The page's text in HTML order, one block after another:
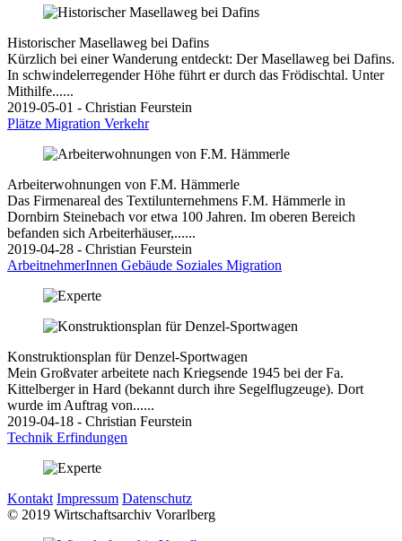
Historischer Masellaweg bei Dafins
Kürzlich bei einer Wanderung entdeckt: Der Masellaweg bei Dafins.
In schwindelerregender Höhe führt er durch das Frödischtal. Unter
Mithilfe......
2019-05-01 - Christian Feurstein
Plätze Migration Verkehr
Arbeiterwohnungen von F.M. Hämmerle
Das Firmenareal des Textilunternehmens F.M. Hämmerle in
Dornbirn Steinebach vor etwa 100 Jahren. Im oberen Bereich
befanden sich Arbeiterhäuser,......
2019-04-28 - Christian Feurstein
ArbeitnehmerInnen Gebäude Soziales Migration
Konstruktionsplan für Denzel-Sportwagen
Mein Großvater arbeitete nach Kriegsende 1945 bei der Fa.
Kittelberger in Hard (bekannt durch ihre Segelflugzeuge). Dort
wurde im Auftrag von......
2019-04-18 - Christian Feurstein
Technik Erfindungen
Kontakt Impressum Datenschutz
© 2019 Wirtschaftsarchiv Vorarlberg